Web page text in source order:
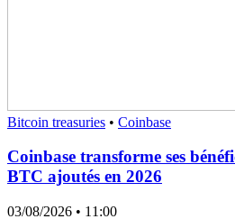
Bitcoin treasuries • Coinbase
Coinbase transforme ses
BTC ajoutés en 2026
03/08/2026 • 11:00